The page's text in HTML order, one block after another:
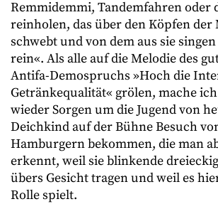
Remmidemmi, Tandemfahren oder
reinholen, das über den Köpfen der
schwebt und von dem aus sie singen
rein«. Als alle auf die Melodie des
Antifa-Demospruchs »Hoch die
Getränkequalität« grölen, mache
wieder Sorgen um die Jugend von
Deichkind auf der Bühne Besuch
Hamburgern bekommen, die man
erkennt, weil sie blinkende
übers Gesicht tragen und weil es
Rolle spielt.